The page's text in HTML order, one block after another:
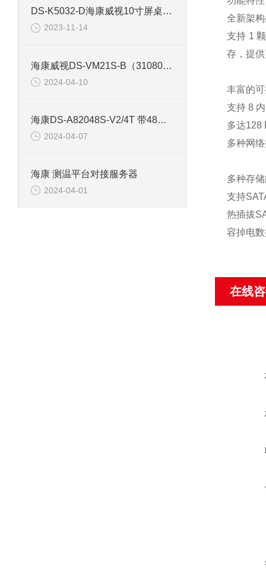
DS-K5032-D海康威视10寸屏桌面式人证核验终端
2023-11-14
海康威视DS-VM21S-B（310801164） 存储网络服务器
2024-04-10
海康DS-A82048S-V2/4T 带48片4T硬盘存储服务器
2024-04-07
海康 测温平台对接服务器
2024-04-01
全新架
支持 1
存，提
丰富的
支持 8
多达128
多种网
多种存
支持
热插拔
容掉电
在线